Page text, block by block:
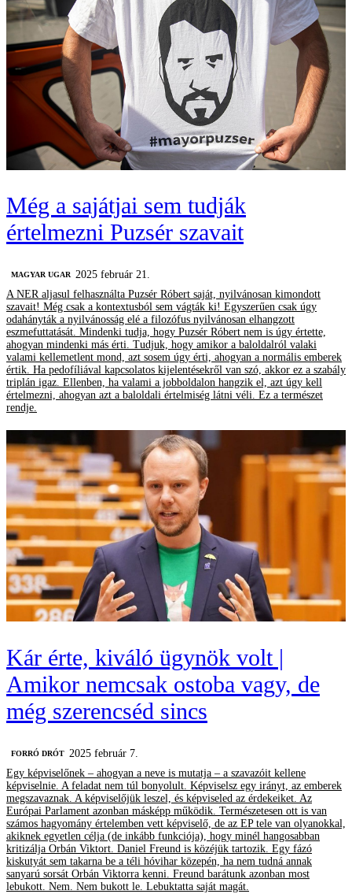
Még a sajátjai sem tudják
értelmezni Puzsér szavait
MAGYAR UGAR 2025 február 21.
A NER aljasul felhasználta Puzsér Róbert saját, nyilvánosan kimondott
szavait! Még csak a kontextusból sem vágták ki! Egyszerűen csak úgy
odahányták a nyilvánosság elé a filozófus nyilvánosan elhangzott
eszmefuttatását. Mindenki tudja, hogy Puzsér Róbert nem is úgy értette,
ahogyan mindenki más érti. Tudjuk, hogy amikor a baloldalról valaki
valami kellemetlent mond, azt sosem úgy érti, ahogyan a normális emberek
értik. Ha pedofíliával kapcsolatos kijelentésekről van szó, akkor ez a szabály
triplán igaz. Ellenben, ha valami a jobboldalon hangzik el, azt úgy kell
értelmezni, ahogyan azt a baloldali értelmiség látni véli. Ez a természet
rendje.
Kár érte, kiváló ügynök volt |
Amikor nemcsak ostoba vagy, de
még szerencséd sincs
FORRÓ DRÓT 2025 február 7.
Egy képviselőnek – ahogyan a neve is mutatja – a szavazóit kellene
képviselnie. A feladat nem túl bonyolult. Képviselsz egy irányt, az emberek
megszavaznak. A képviselőjük leszel, és képviseled az érdekeiket. Az
Európai Parlament azonban másképp működik. Természetesen ott is van
számos hagyomány értelemben vett képviselő, de az EP tele van olyanokkal,
akiknek egyetlen célja (de inkább funkciója), hogy minél hangosabban
kritizálja Orbán Viktort. Daniel Freund is közéjük tartozik. Egy fázó
kiskutyát sem takarna be a téli hóvihar közepén, ha nem tudná annak
sanyarú sorsát Orbán Viktorra kenni. Freund barátunk azonban most
lebukott. Nem. Nem bukott le. Lebuktatta saját magát.